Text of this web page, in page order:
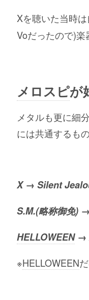
Xを聴いた当時
Voだったので)楽
メロスピが
メタルも更に細
には共通するも
X → Silent
S.M.(略称御免)
HELLOWEEN→
※HELLOWEEN